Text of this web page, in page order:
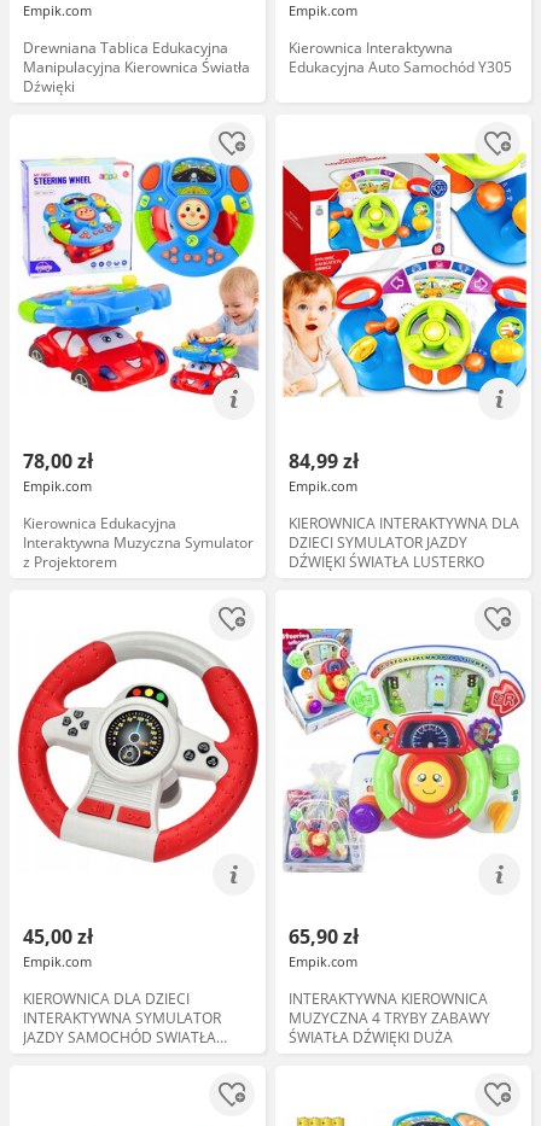
Empik.com
Drewniana Tablica Edukacyjna
Manipulacyjna Kierownica Światła
Dźwięki
Empik.com
Kierownica Interaktywna
Edukacyjna Auto Samochód Y305
78,00 zł
Empik.com
Kierownica Edukacyjna
Interaktywna Muzyczna Symulator
z Projektorem
84,99 zł
Empik.com
KIEROWNICA INTERAKTYWNA DLA
DZIECI SYMULATOR JAZDY
DŹWIĘKI ŚWIATŁA LUSTERKO
45,00 zł
Empik.com
KIEROWNICA DLA DZIECI
INTERAKTYWNA SYMULATOR
JAZDY SAMOCHÓD SWIATŁA
DŹWIĘKI
65,90 zł
Empik.com
INTERAKTYWNA KIEROWNICA
MUZYCZNA 4 TRYBY ZABAWY
ŚWIATŁA DŹWIĘKI DUŻA